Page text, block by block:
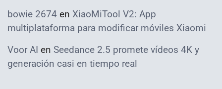
bowie 2674 en XiaoMiTool V2: App
multiplataforma para modificar móviles Xiaomi
Voor AI en Seedance 2.5 promete vídeos 4K y
generación casi en tiempo real